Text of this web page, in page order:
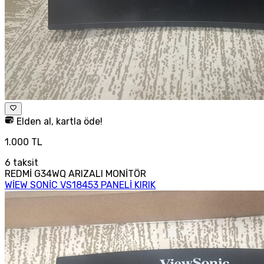
Elden al, kartla öde!
1.000 TL
6 taksit
REDMİ G34WQ ARIZALI MONİTÖR
WİEW SONİC VS18453 PANELİ KIRIK